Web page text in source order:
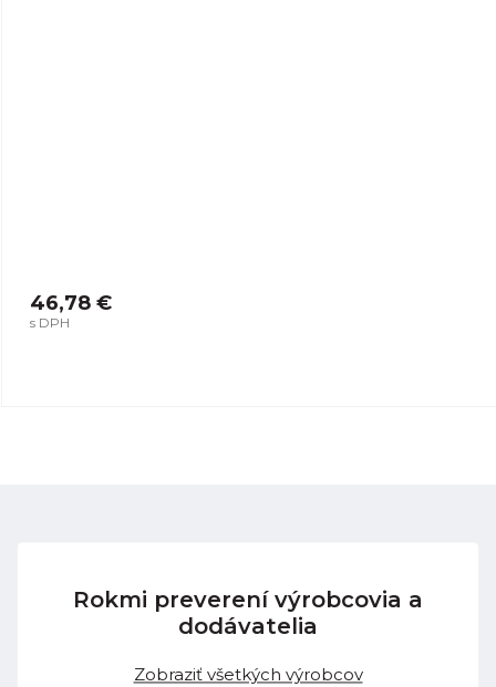
46,78 €
s DPH
Rokmi preverení výrobcovia a
dodávatelia
Zobraziť všetkých výrobcov